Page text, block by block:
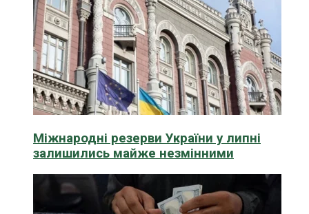
Міжнародні резерви України у липні
залишились майже незмінними